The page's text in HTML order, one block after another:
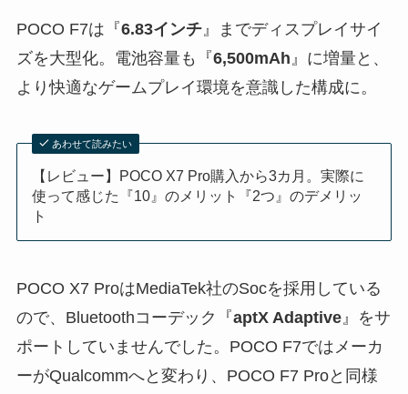
POCO F7は『6.83インチ』までディスプレイサイ
ズを大型化。電池容量も『6,500mAh』に増量と、
より快適なゲームプレイ環境を意識した構成に。
あわせて読みたい
【レビュー】POCO X7 Pro購入から3カ月。実際に
使って感じた『10』のメリット『2つ』のデメリッ
ト
POCO X7 ProはMediaTek社のSocを採用している
ので、Bluetoothコーデック『aptX Adaptive』をサ
ポートしていませんでした。POCO F7ではメーカ
ーがQualcommへと変わり、POCO F7 Proと同様